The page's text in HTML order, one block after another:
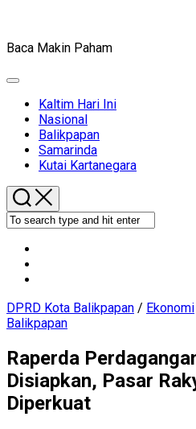
Baca Makin Paham
Expand
Current
Page
Parent
Kaltim Hari Ini
Nasional
Current
Page
Parent
Balikpapan
Samarinda
Kutai Kartanegara
DPRD Kota Balikpapan / Ekonomi
Balikpapan
Raperda
Disiapkan, Pasar
Diperkuat